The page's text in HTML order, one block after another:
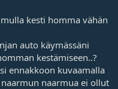
kesti homma vähän
auto käymässäni
kestämiseen..?
ennakkoon kuvaamalla
naarmua ei ollut